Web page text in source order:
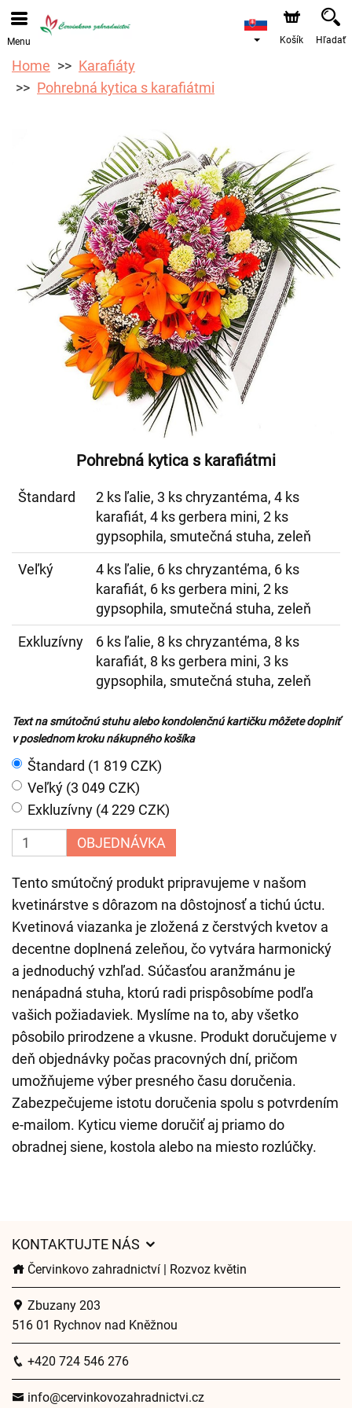
Objednávky prijímame prostredníctvom nášho e-shopu.
Najskorší možný termín doručenia je od 17.8.2026 z
Menu Košík Hľadať
Home
Karafiáty
Pohrebná kytica s karafiátmi
Pohrebná kytica s karafiátmi
Štandard
2 ks ľalie, 3 ks chryzantéma, 4 ks
karafiát, 4 ks gerbera mini, 2 ks
gypsophila, smutečná stuha, zeleň
Veľký
4 ks ľalie, 6 ks chryzantéma, 6 ks
karafiát, 6 ks gerbera mini, 2 ks
gypsophila, smutečná stuha, zeleň
Exkluzívny
6 ks ľalie, 8 ks chryzantéma, 8 ks
karafiát, 8 ks gerbera mini, 3 ks
gypsophila, smutečná stuha, zeleň
Text na smútočnú stuhu alebo kondolenčnú kartičku môžete doplniť
v poslednom kroku nákupného košíka
Štandard (1 819 CZK)
Veľký (3 049 CZK)
Exkluzívny (4 229 CZK)
OBJEDNÁVKA
Tento smútočný produkt pripravujeme v našom
kvetinárstve s dôrazom na dôstojnosť a tichú úctu.
Kvetinová viazanka je zložená z čerstvých kvetov a
decentne doplnená zeleňou, čo vytvára harmonický
a jednoduchý vzhľad. Súčasťou aranžmánu je
nenápadná stuha, ktorú radi prispôsobíme podľa
vašich požiadaviek. Myslíme na to, aby všetko
pôsobilo prirodzene a vkusne. Produkt doručujeme v
deň objednávky počas pracovných dní, pričom
umožňujeme výber presného času doručenia.
Zabezpečujeme istotu doručenia spolu s potvrdením
e-mailom. Kyticu vieme doručiť aj priamo do
obradnej siene, kostola alebo na miesto rozlúčky.
KONTAKTUJTE NÁS
Červinkovo zahradnictví | Rozvoz květin
Zbuzany 203
516 01 Rychnov nad Kněžnou
+420 724 546 276
info@cervinkovozahradnictvi.cz